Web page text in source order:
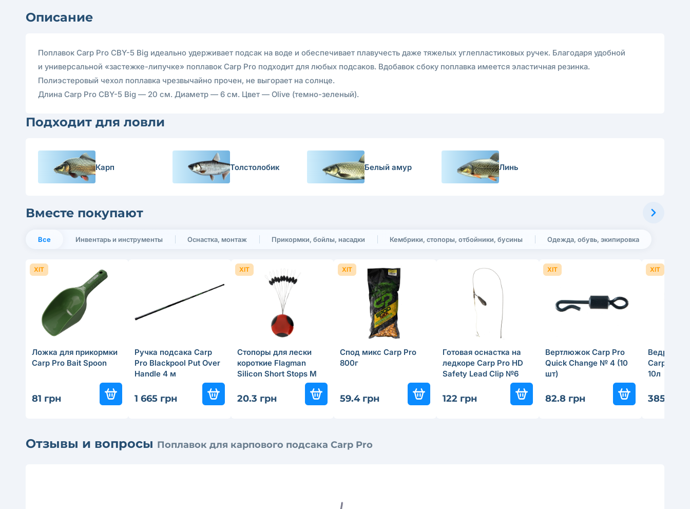
Описание
Поплавок Carp Pro CBY-5 Big идеально удерживает подсак на воде и обеспечивает плавучесть даже тяжелых углепластиковых ручек. Благодаря удобной
и универсальной «застежке-липучке» поплавок Carp Pro подходит для любых подсаков. Вдобавок сбоку поплавка имеется эластичная резинка.
Полиэстеровый чехол поплавка чрезвычайно прочен, не выгорает на солнце.
Длина Carp Pro CBY-5 Big — 20 см. Диаметр — 6 см. Цвет — Olive (темно-зеленый).
Подходит для ловли
Карп Толстолобик Белый амур Линь
Вместе покупают
Все Инвентарь и инструменты Оснастка, монтаж Прикормки, бойлы, насадки Кембрики, стопоры, отбойники, бусины Одежда, обувь, экипировка
ХІТ
Ложка для прикормки
Carp Pro Bait Spoon
81 грн
Ручка подсака Carp
Pro Blackpool Put Over
Handle 4 м
1 665 грн
ХІТ
Стопоры для лески
короткие Flagman
Silicon Short Stops M
20.3 грн
ХІТ
Спод микс Carp Pro
800г
59.4 грн
Готовая оснастка на
ледкоре Carp Pro HD
Safety Lead Clip №6
122 грн
ХІТ
Вертлюжок Carp Pro
Quick Change № 4 (10
шт)
82.8 грн
ХІТ
Вeдро
Carp Pro
10л
385.2
Отзывы и вопросы Поплавок для карпового подсака Carp Pro